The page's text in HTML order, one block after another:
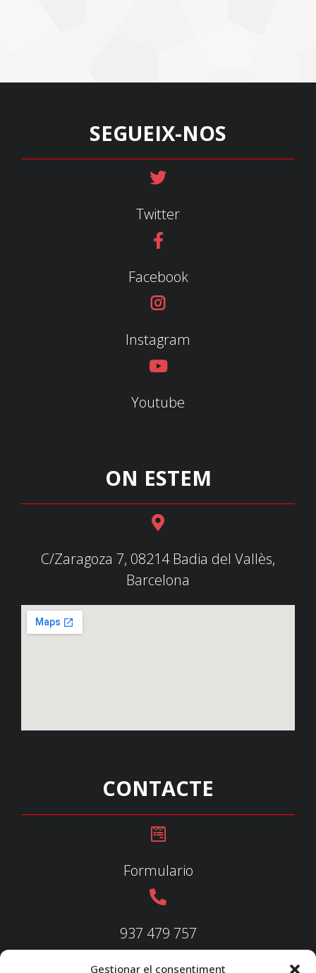
Gestionar el consentiment
SEGUEIX-NOS
Twitter
Facebook
Instagram
Youtube
ON ESTEM
C/Zaragoza 7, 08214 Badia del Vallès,
Barcelona
CONTACTE
Formulario
937 479 757